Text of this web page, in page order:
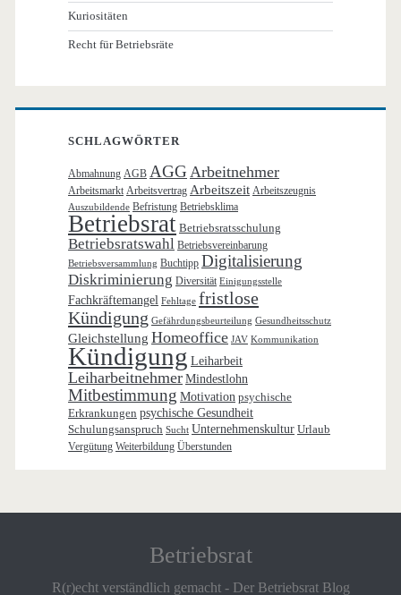
Kuriositäten
Recht für Betriebsräte
SCHLAGWÖRTER
Abmahnung AGB AGG Arbeitnehmer
Arbeitsmarkt Arbeitsvertrag Arbeitszeit Arbeitszeugnis
Auszubildende Befristung Betriebsklima
Betriebsrat Betriebsratsschulung
Betriebsratswahl Betriebsvereinbarung
Betriebsversammlung Buchtipp Digitalisierung
Diskriminierung Diversität Einigungsstelle
Fachkräftemangel Fehltage fristlose
Kündigung Gefährdungsbeurteilung Gesundheitsschutz
Gleichstellung Homeoffice JAV Kommunikation
Kündigung Leiharbeit
Leiharbeitnehmer Mindestlohn
Mitbestimmung Motivation psychische
Erkrankungen psychische Gesundheit
Schulungsanspruch Sucht Unternehmenskultur Urlaub
Vergütung Weiterbildung Überstunden
Betriebsrat
R(r)echt verständlich gemacht - Der Betriebsrat Blog